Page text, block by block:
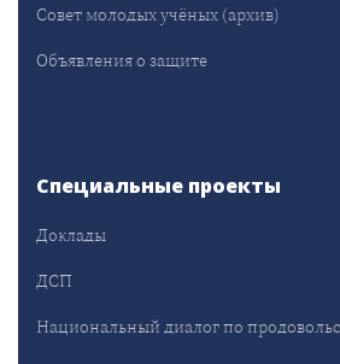
Совет молодых учёных (архив)
Объявления о защите
Специальные проекты
Доклады
ДСП
Национальный диалог по